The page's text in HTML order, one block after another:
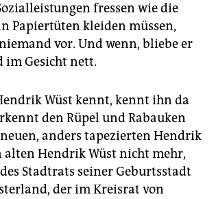
fressen wie die
Papiertüten kleiden müssen,
vor. Und wenn, bliebe er
im Gesicht nett.
Wüst kennt, kennt ihn da
den Rüpel und Rabauken
anders tapezierten Hendrik
alten Hendrik Wüst nicht mehr,
Stadtrats seiner Geburtsstadt
der im Kreisrat von